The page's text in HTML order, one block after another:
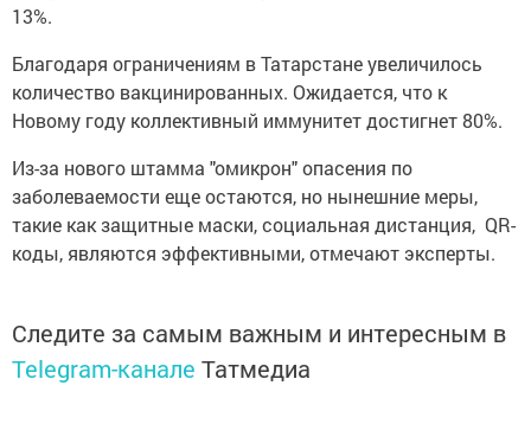
13%.
Благодаря ограничениям в Татарстане увеличилось
количество вакцинированных. Ожидается, что к
Новому году коллективный иммунитет достигнет 80%.
Из-за нового штамма "омикрон" опасения по
заболеваемости еще остаются, но нынешние меры,
такие как защитные маски, социальная дистанция, QR-
коды, являются эффективными, отмечают эксперты.
Следите за самым важным и интересным в
Telegram-канале Татмедиа